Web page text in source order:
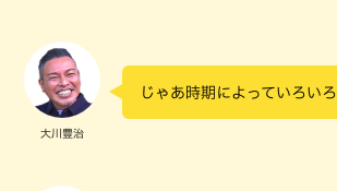
大川豊治
じゃあ時期によっていろいろ